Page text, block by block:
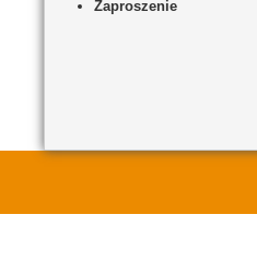
Zaproszenie